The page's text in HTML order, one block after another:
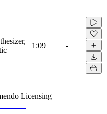
1:09 -
Licensing